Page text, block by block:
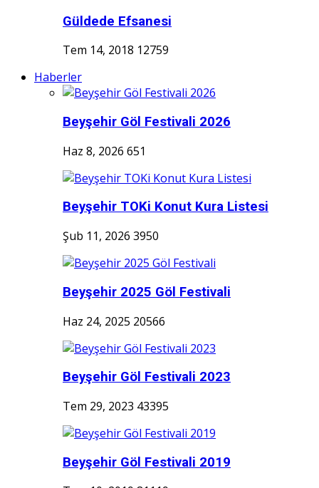
Güldede Efsanesi
Tem 14, 2018 12759
Haberler
Beyşehir Göl Festivali 2026
Haz 8, 2026 651
Beyşehir TOKi Konut Kura Listesi
Şub 11, 2026 3950
Beyşehir 2025 Göl Festivali
Haz 24, 2025 20566
Beyşehir Göl Festivali 2023
Tem 29, 2023 43395
Beyşehir Göl Festivali 2019